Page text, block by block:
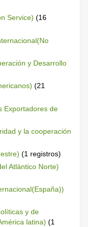
Service) (16
y Desarrollo
(21
Exportadores de
y la cooperación
(1 registros)
Atlántico Norte)
y de
latina) (1